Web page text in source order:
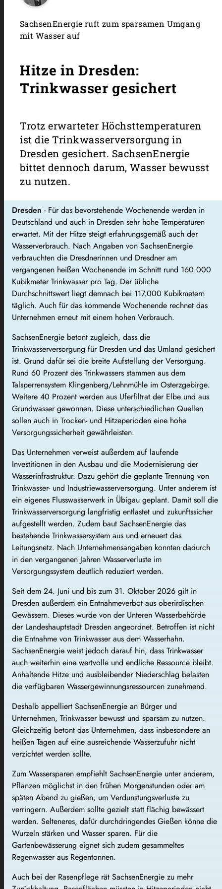
SachsenEnergie ruft zum sparsamen Umgang
mit Wasser auf
Hitze in Dresden:
Trinkwasser gesichert
Trotz erwarteter Höchsttemperaturen
ist die Trinkwasserversorgung in
Dresden gesichert. SachsenEnergie
bittet dennoch darum, Wasser bewusst
zu nutzen.
Dresden - Für das bevorstehende Wochenende werden in
Deutschland und auch in Dresden sehr hohe Temperaturen
erwartet. Mit der Hitze steigt erfahrungsgemäß auch der
Wasserverbrauch. Nach Angaben von SachsenEnergie
verbrauchten die Dresdnerinnen und Dresdner am
vergangenen heißen Wochenende im Schnitt rund 160.000
Kubikmeter Trinkwasser pro Tag. Der übliche
Durchschnittswert liegt demnach bei 117.000 Kubikmetern
täglich. Auch für das kommende Wochenende rechnet das
Unternehmen erneut mit einem hohen Verbrauch.
SachsenEnergie betont zugleich, dass die
Trinkwasserversorgung für Dresden und das Umland gesichert
ist. Grund dafür sei die breite Aufstellung der Versorgung.
Rund 60 Prozent des Trinkwassers stammen aus dem
Talsperrensystem Klingenberg/Lehnmühle im Osterzgebirge.
Weitere 40 Prozent werden aus Uferfiltrat der Elbe und aus
Grundwasser gewonnen. Diese unterschiedlichen Quellen
sollen auch in Trocken- und Hitzeperioden eine hohe
Versorgungssicherheit gewährleisten.
Das Unternehmen verweist außerdem auf laufende
Investitionen in den Ausbau und die Modernisierung der
Wasserinfrastruktur. Dazu gehört die geplante Trennung von
Trinkwasser- und Industriewasserversorgung. Unter anderem ist
ein eigenes Flusswasserwerk in Übigau geplant. Damit soll die
Trinkwasserversorgung langfristig entlastet und zukunftssicher
aufgestellt werden. Zudem baut SachsenEnergie das
bestehende Trinkwassersystem aus und erneuert das
Leitungsnetz. Nach Unternehmensangaben konnten dadurch
in den vergangenen Jahren Wasserverluste im
Versorgungssystem deutlich reduziert werden.
Seit dem 24. Juni und bis zum 31. Oktober 2026 gilt in
Dresden außerdem ein Entnahmeverbot aus oberirdischen
Gewässern. Dieses wurde von der Unteren Wasserbehörde
der Landeshauptstadt Dresden angeordnet. Betroffen ist nicht
die Entnahme von Trinkwasser aus dem Wasserhahn.
SachsenEnergie weist jedoch darauf hin, dass Trinkwasser
auch weiterhin eine wertvolle und endliche Ressource bleibt.
Anhaltende Hitze und ausbleibender Niederschlag belasten
die verfügbaren Wassergewinnungsressourcen zunehmend.
Deshalb appelliert SachsenEnergie an Bürger und
Unternehmen, Trinkwasser bewusst und sparsam zu nutzen.
Gleichzeitig betont das Unternehmen, dass insbesondere an
heißen Tagen auf eine ausreichende Wasserzufuhr nicht
verzichtet werden sollte.
Zum Wassersparen empfiehlt SachsenEnergie unter anderem,
Pflanzen möglichst in den frühen Morgenstunden oder am
späten Abend zu gießen, um Verdunstungsverluste zu
verringern. Außerdem sollte gezielt statt flächig bewässert
werden. Selteneres, dafür durchdringendes Gießen könne die
Wurzeln stärken und Wasser sparen. Für die
Gartenbewässerung eignet sich zudem gesammeltes
Regenwasser aus Regentonnen.
Auch bei der Rasenpflege rät SachsenEnergie zu mehr